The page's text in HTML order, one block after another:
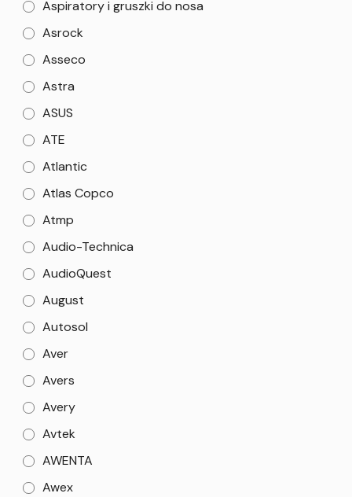
Aspiratory i gruszki do nosa
Asrock
Asseco
Astra
ASUS
ATE
Atlantic
Atlas Copco
Atmp
Audio-Technica
AudioQuest
August
Autosol
Aver
Avers
Avery
Avtek
AWENTA
Awex